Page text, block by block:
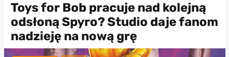
Toys for Bob pracuje nad kolejną
odsłoną Spyro? Studio daje fanom
nadzieję na nową grę